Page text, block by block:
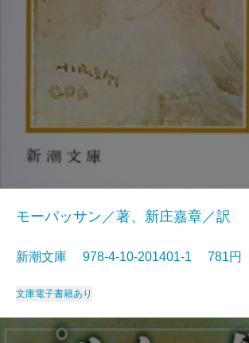
モーパッサン／著、新庄嘉章／訳
新潮文庫 978-4-10-201401-1 781円
文庫電子書籍あり